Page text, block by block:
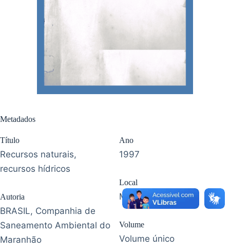
Metadados
Título
Recursos naturais,
recursos hídricos
Autoria
BRASIL, Companhia de
Saneamento Ambiental do
Maranhão
Ano
1997
Local
Maranhão
Volume
Volume único